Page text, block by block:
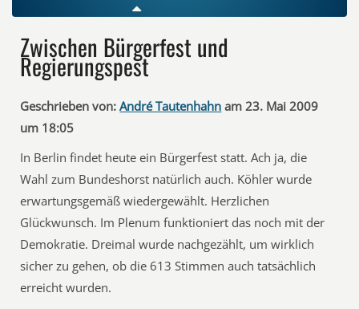
Zwischen Bürgerfest und
Regierungspest
Geschrieben von: André Tautenhahn am 23. Mai 2009
um 18:05
In Berlin findet heute ein Bürgerfest statt. Ach ja, die
Wahl zum Bundeshorst natürlich auch. Köhler wurde
erwartungsgemäß wiedergewählt. Herzlichen
Glückwunsch. Im Plenum funktioniert das noch mit der
Demokratie. Dreimal wurde nachgezählt, um wirklich
sicher zu gehen, ob die 613 Stimmen auch tatsächlich
erreicht wurden.